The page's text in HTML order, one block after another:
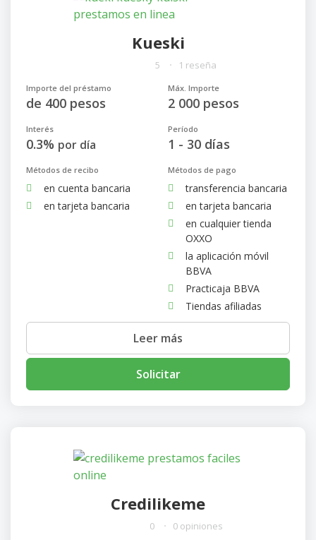
Kueski
5 1 reseña
Importe del préstamo
de 400 pesos
Máx. Importe
2 000 pesos
Interés
0.3% por día
Período
1 - 30 días
Métodos de recibo
en cuenta bancaria
en tarjeta bancaria
Métodos de pago
transferencia bancaria
en tarjeta bancaria
en cualquier tienda
OXXO
la aplicación móvil
BBVA
Practicaja BBVA
Tiendas afiliadas
Leer más
Solicitar
Credilikeme
0 0 opiniones